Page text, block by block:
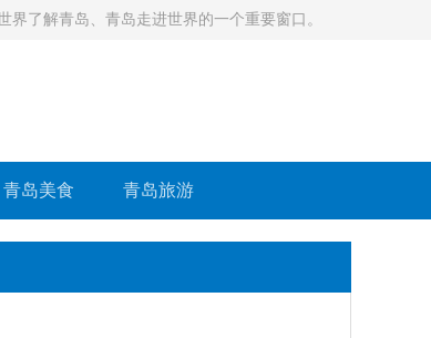
了解青岛、青岛走进世界的一个重要窗口。
青岛美食 青岛旅游